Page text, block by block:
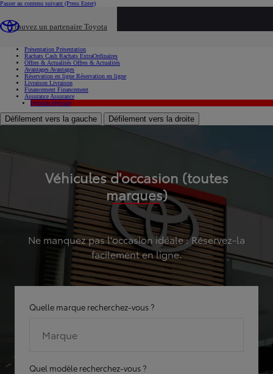
Passer au contenu suivant (Press Enter)
Trouvez un partenaire Toyota
Présentation Présentation
Rachats Cash Rachats ExtraOrdinaires
Offres & Actualités Offres & Actualités
Avantages Avantages
Réservation en ligne Réservation en ligne
Livraison Livraison
Financement Financement
Assurance Assurance
Hybride Hybride
Défilement vers la gauche Défilement vers la droite
Véhicules d'occasion (toutes
marques)
Ne manquez pas l'occasion idéale : Réservez-la
facilement en ligne.
Quelle marque recherchez-vous ?
Marque
Quel modèle recherchez-vous ?